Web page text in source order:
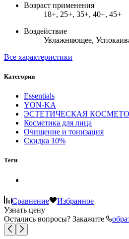
Возраст применения
18+, 25+, 35+, 40+, 45+
Воздействие
Увлажняющее,
Все характеристики
Категории
Essentials
YON-KA
ЭСТЕТИЧЕСКАЯ
Косметика для лица
Очищение и тонизация
Скидка 10%
Теги
Сравнение
Избранное
Узнать цену
Остались вопросы? Закажите